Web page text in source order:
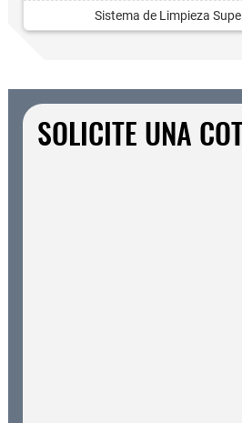
Sistema de Limpieza
SOLICITE UNA